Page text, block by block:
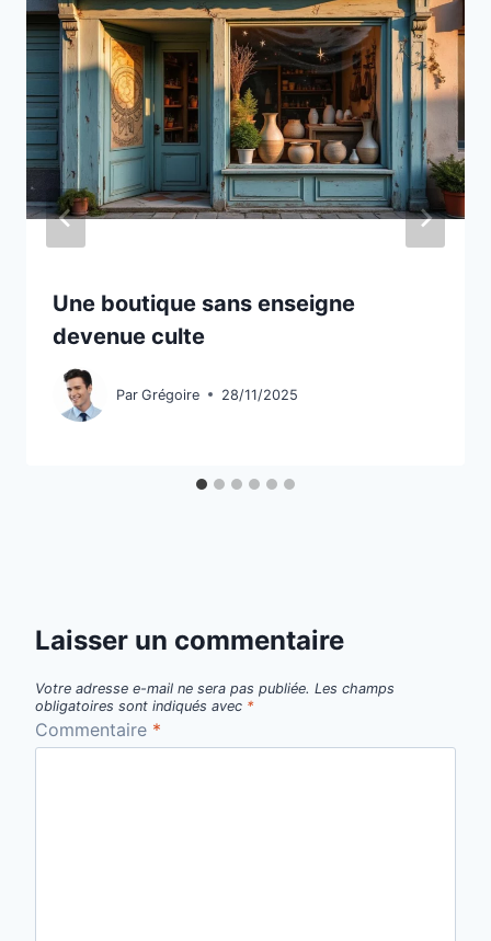
Une boutique sans enseigne
devenue culte
Par Grégoire 28/11/2025
Laisser un commentaire
Votre adresse e-mail ne sera pas publiée. Les champs
obligatoires sont indiqués avec *
Commentaire *